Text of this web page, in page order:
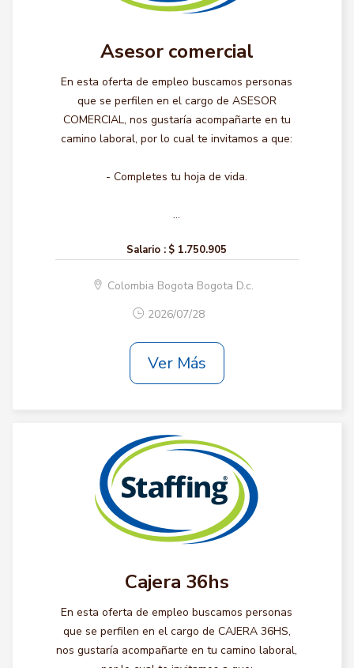
Asesor comercial
En esta oferta de empleo buscamos personas
que se perfilen en el cargo de ASESOR
COMERCIAL, nos gustaría acompañarte en tu
camino laboral, por lo cual te invitamos a que:
- Completes tu hoja de vida.
...
Salario : $ 1.750.905
Colombia Bogota Bogota D.c.
2026/07/28
Ver Más
Cajera 36hs
En esta oferta de empleo buscamos personas
que se perfilen en el cargo de CAJERA 36HS,
nos gustaría acompañarte en tu camino laboral,